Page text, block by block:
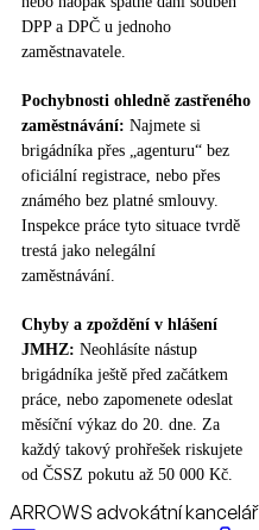
DPP a DPČ u jednoho
zaměstnavatele.
Pochybnosti ohledně zastřeného
zaměstnávání: Najmete si
brigádníka přes „agenturu“ bez
oficiální registrace, nebo přes
známého bez platné smlouvy.
Inspekce práce tyto situace tvrdě
trestá jako nelegální
zaměstnávání.
Chyby a zpoždění v hlášení
JMHZ: Neohlásíte nástup
brigádníka ještě před začátkem
práce, nebo zapomenete odeslat
měsíční výkaz do 20. dne. Za
každý takový prohřešek riskujete
od ČSSZ pokutu až 50 000 Kč.
ARROWS advokátní kancelář